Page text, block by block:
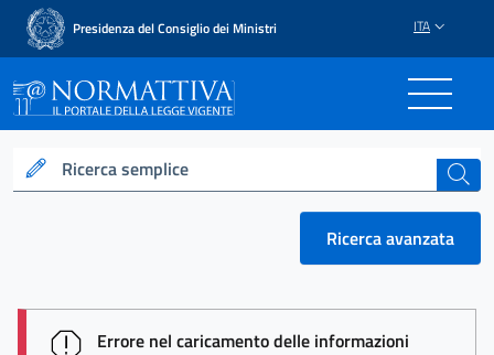
Presidenza del Consiglio dei Ministri ITA
Normattiva - Il portale
Ricerca semplice cerca
Ricerca avanzata
session id:
Errore nel caricamento delle informazioni